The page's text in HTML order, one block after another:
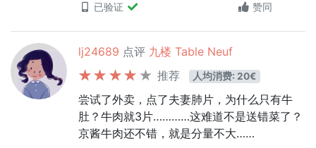
已验证
赞同
lj24689 点评 九楼 Table Neuf
推荐
人均消费: 20€
尝试了外卖，点了夫妻肺片，为什么只有牛
肚？牛肉就3片…………这难道不是送错菜了？
京酱牛肉还不错，就是分量不大……